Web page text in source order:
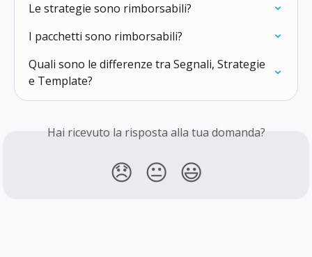
Le strategie sono rimborsabili?
I pacchetti sono rimborsabili?
Quali sono le differenze tra Segnali, Strategie
e Template?
Hai ricevuto la risposta alla tua domanda?
😞 😐 😃